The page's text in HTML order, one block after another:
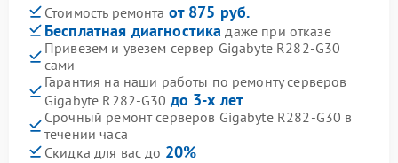
Стоимость ремонта от 875 руб.
Бесплатная диагностика даже при отказе
Привезем и увезем сервер Gigabyte R282-G30
сами
Гарантия на наши работы по ремонту серверов
Gigabyte R282-G30 до 3-х лет
Срочный ремонт серверов Gigabyte R282-G30 в
течении часа
Скидка для вас до 20%